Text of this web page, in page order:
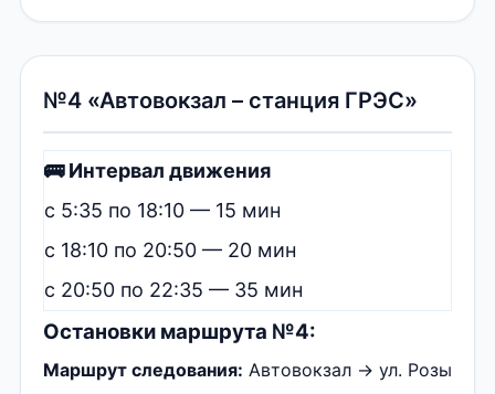
№4 «Автовокзал – станция ГРЭС»
🚌 Интервал движения
с 5:35 по 18:10 — 15 мин
с 18:10 по 20:50 — 20 мин
с 20:50 по 22:35 — 35 мин
Остановки маршрута №4:
Маршрут следования: Автовокзал → ул. Розы